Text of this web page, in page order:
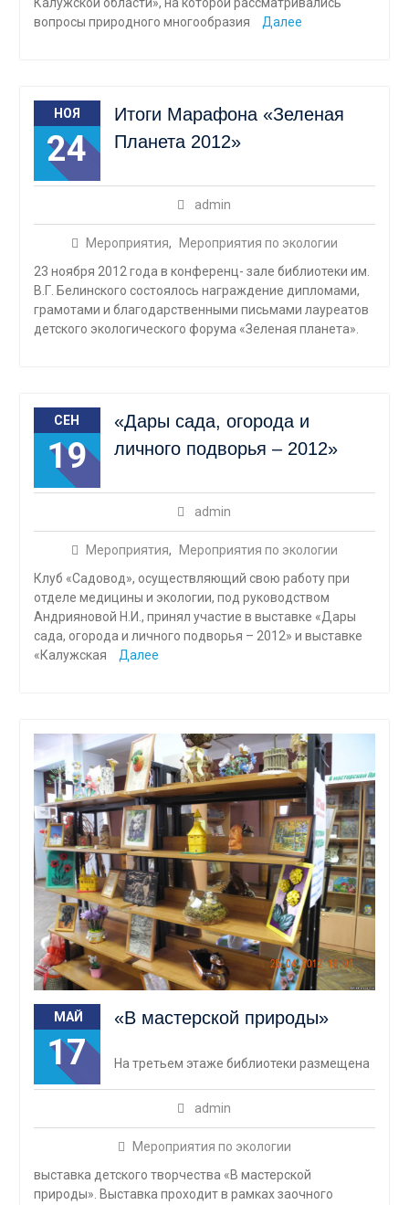
Калужской области», на которой рассматривались
вопросы природного многообразия
Далее
НОЯ
24
Итоги Марафона «Зеленая
Планета 2012»
admin
Мероприятия,
Мероприятия по экологии
23 ноября 2012 года в конференц- зале библиотеки им.
В.Г. Белинского состоялось награждение дипломами,
грамотами и благодарственными письмами лауреатов
детского экологического форума «Зеленая планета».
СЕН
19
«Дары сада, огорода и
личного подворья – 2012»
admin
Мероприятия,
Мероприятия по экологии
Клуб «Садовод», осуществляющий свою работу при
отделе медицины и экологии, под руководством
Андрияновой Н.И., принял участие в выставке «Дары
сада, огорода и личного подворья – 2012» и выставке
«Калужская
Далее
МАЙ
17
«В мастерской природы»
admin
Мероприятия по экологии
На третьем этаже библиотеки размещена
выставка детского творчества «В мастерской
природы». Выставка проходит в рамках заочного